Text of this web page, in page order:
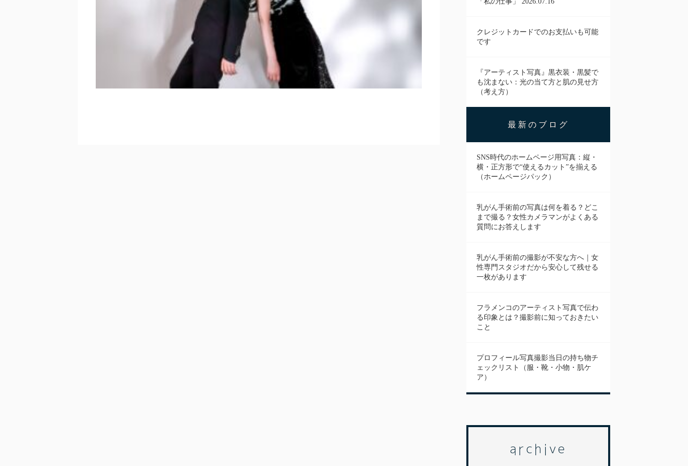
クレジットカードでのお支払いも可能
です
『アーティスト写真』黒衣装・黒髪で
も沈まない：光の当て方と肌の見せ方
（考え方）
最新のブログ
SNS時代のホームページ用写真：縦・
横・正方形で“使えるカット”を揃える
（ホームページパック）
乳がん手術前の写真は何を着る？どこ
まで撮る？女性カメラマンがよくある
質問にお答えします
乳がん手術前の撮影が不安な方へ｜女
性専門スタジオだから安心して残せる
一枚があります
フラメンコのアーティスト写真で伝わ
る印象とは？撮影前に知っておきたい
こと
プロフィール写真撮影当日の持ち物チ
ェックリスト（服・靴・小物・肌ケ
ア）
archive